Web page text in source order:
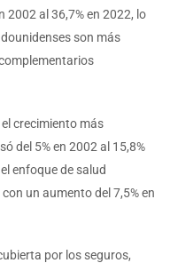
2002 al 36,7% en 2022, lo
son más
crecimiento más
del 5% en 2002 al 15,8%
enfoque de salud
un aumento del 7,5% en
por los seguros,